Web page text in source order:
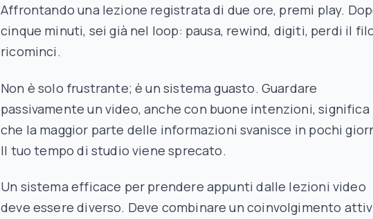
Affrontando una lezione registrata di due ore, premi play.
cinque minuti, sei già nel loop: pausa, rewind, digiti, perdi il
ricominci.
Non è solo frustrante; è un sistema guasto. Guardare
passivamente un video, anche con buone intenzioni, significa
che la maggior parte delle informazioni svanisce in pochi
Il tuo tempo di studio viene sprecato.
Un sistema efficace per prendere appunti dalle lezioni video
deve essere diverso. Deve combinare un coinvolgimento